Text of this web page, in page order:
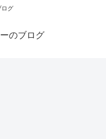
ログ
のブログ